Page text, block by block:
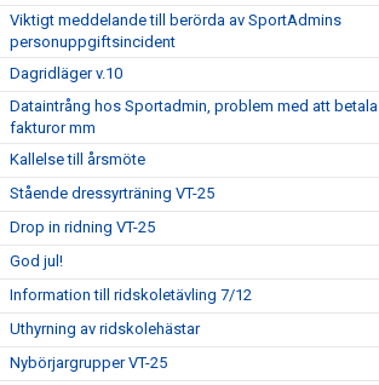
Viktigt meddelande till berörda av SportAdmins
personuppgiftsincident
Dagridläger v.10
Dataintrång hos Sportadmin, problem med att betala
fakturor mm
Kallelse till årsmöte
Stående dressyrträning VT-25
Drop in ridning VT-25
God jul!
Information till ridskoletävling 7/12
Uthyrning av ridskolehästar
Nybörjargrupper VT-25